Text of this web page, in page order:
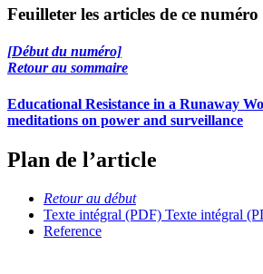
Feuilleter les articles de ce numéro
[Début du numéro]
Retour au sommaire
Educational Resistance in a Runaway
meditations on power and surveillance
Plan de l’article
Retour au début
Texte intégral (PDF) Texte intégral
Reference